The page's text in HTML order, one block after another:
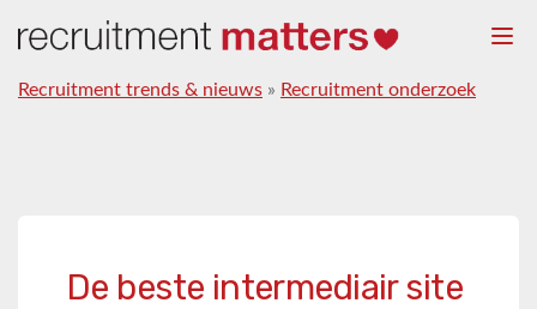
Recruitment trends & nieuws » Recruitment onderzoek
De beste intermediair site